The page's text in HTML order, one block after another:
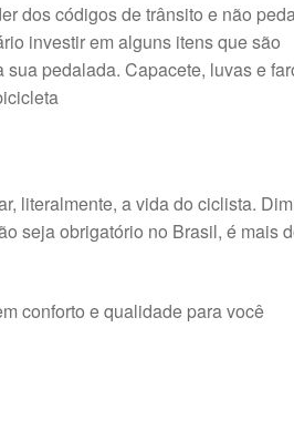
dos códigos de trânsito e não
investir em alguns itens que são
pedalada. Capacete, luvas e
literalmente, a vida do ciclista.
seja obrigatório no Brasil, é mais
conforto e qualidade para você